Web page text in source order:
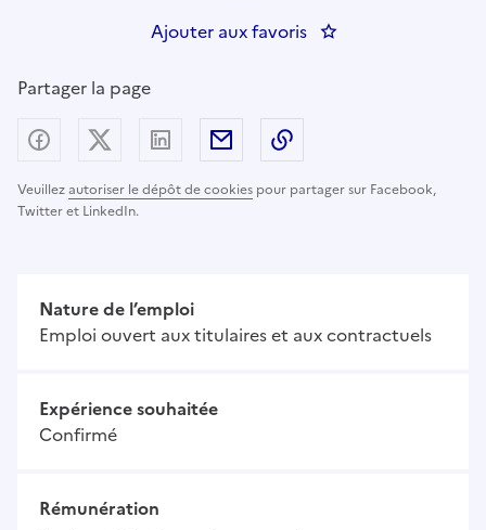
Ajouter aux favoris
Partager la page
Veuillezautoriser le dépôt de cookies pour partager sur Facebook,
Twitter et LinkedIn.
Partager sur Facebook
Partager sur X (anciennement Twitter) -
Partager sur LinkedIn
Partager par email
Nature de l’emploi
Emploi ouvert aux titulaires et aux contractuels
Expérience souhaitée
Confirmé
Rémunération